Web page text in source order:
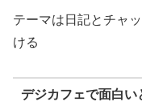
テーマは日記とチャ
ける
デジカフェで面白い